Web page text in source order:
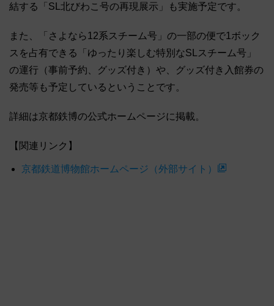
結する「SL北びわこ号の再現展示」も実施予定です。
また、「さよなら12系スチーム号」の一部の便で1ボック
スを占有できる「ゆったり楽しむ特別なSLスチーム号」
の運行（事前予約、グッズ付き）や、グッズ付き入館券の
発売等も予定しているということです。
詳細は京都鉄博の公式ホームページに掲載。
【関連リンク】
京都鉄道博物館ホームページ（外部サイト）